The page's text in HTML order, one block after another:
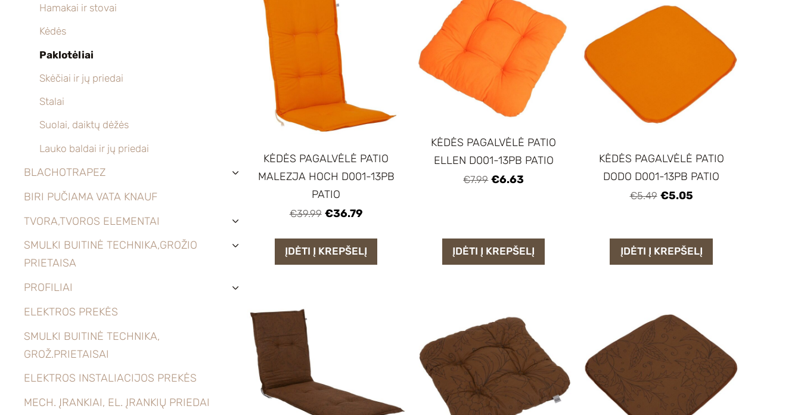
Hamakai ir stovai
Kėdės
Paklotėliai
Skėčiai ir jų priedai
Stalai
Suolai, daiktų dėžės
Lauko baldai ir jų priedai
BLACHOTRAPEZ ›
BIRI PUČIAMA VATA KNAUF
TVORA,TVOROS ELEMENTAI
›
SMULKI BUITINĖ TECHNIKA,GROŽIO
PRIETAISA
›
PROFILIAI ›
ELEKTROS PREKĖS
SMULKI BUITINĖ TECHNIKA,
GROŽ.PRIETAISAI
ELEKTROS INSTALIACIJOS PREKĖS
MECH. ĮRANKIAI, EL. ĮRANKIŲ PRIEDAI
KĖDĖS PAGALVĖLĖ PATIO
MALEZJA HOCH D001-13PB
PATIO
€39.99 €36.79
ĮDĖTI Į KREPŠELĮ
KĖDĖS PAGALVĖLĖ PATIO
ELLEN D001-13PB PATIO
€7.99 €6.63
ĮDĖTI Į KREPŠELĮ
KĖDĖS PAGALVĖLĖ PATIO
DODO D001-13PB PATIO
€5.49 €5.05
ĮDĖTI Į KREPŠELĮ